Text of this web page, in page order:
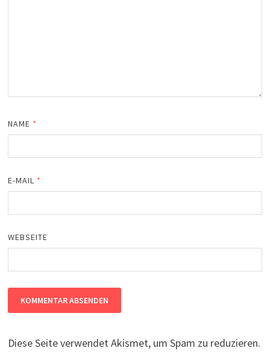
NAME *
E-MAIL *
WEBSEITE
Diese Seite verwendet Akismet, um Spam zu reduzieren.